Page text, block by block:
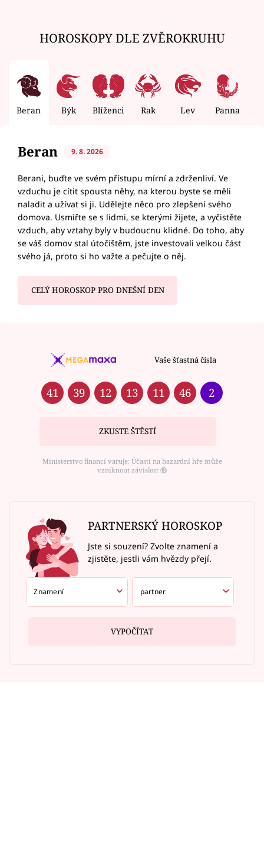
HOROSKOPY DLE ZVĚROKRUHU
Beran Býk Blíženci Rak Lev Panna
Beran 9. 8. 2026
Berani, buďte ve svém přístupu mírní a zdrženliví. Ve
vzduchu je cítit spousta něhy, na kterou byste se měli
naladit a užívat si ji. Udělejte něco pro zlepšení svého
domova. Usmiřte se s lidmi, se kterými žijete, a vyčistěte
vzduch, aby vztahy byly v budoucnu klidné. Do toho, aby
se váš domov stal útočištěm, jste investovali velkou část
svého já, proto si ho važte a pečujte o něj.
CELÝ HOROSKOP PRO DNEŠNÍ DEN
Vaše šťastná čísla
41 39 12 13 11 46 2
ZKUSTE ŠTĚSTÍ
Ministerstvo financí varuje: Účastí na hazardní hře může
vzniknout závislost ⑱
PARTNERSKÝ HOROSKOP
Jste si souzení? Zvolte znamení a
zjistěte, jestli vám hvězdy přejí.
VYPOČÍTAT